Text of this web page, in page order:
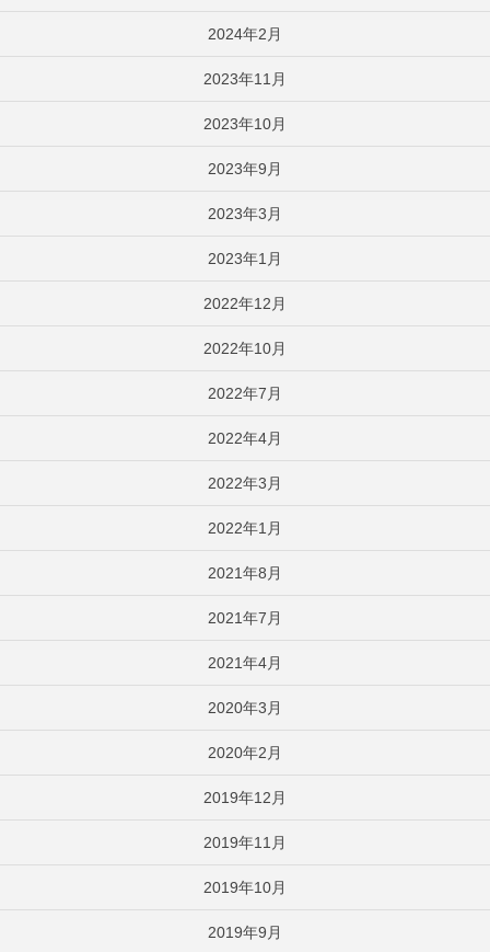
2024年2月
2023年11月
2023年10月
2023年9月
2023年3月
2023年1月
2022年12月
2022年10月
2022年7月
2022年4月
2022年3月
2022年1月
2021年8月
2021年7月
2021年4月
2020年3月
2020年2月
2019年12月
2019年11月
2019年10月
2019年9月